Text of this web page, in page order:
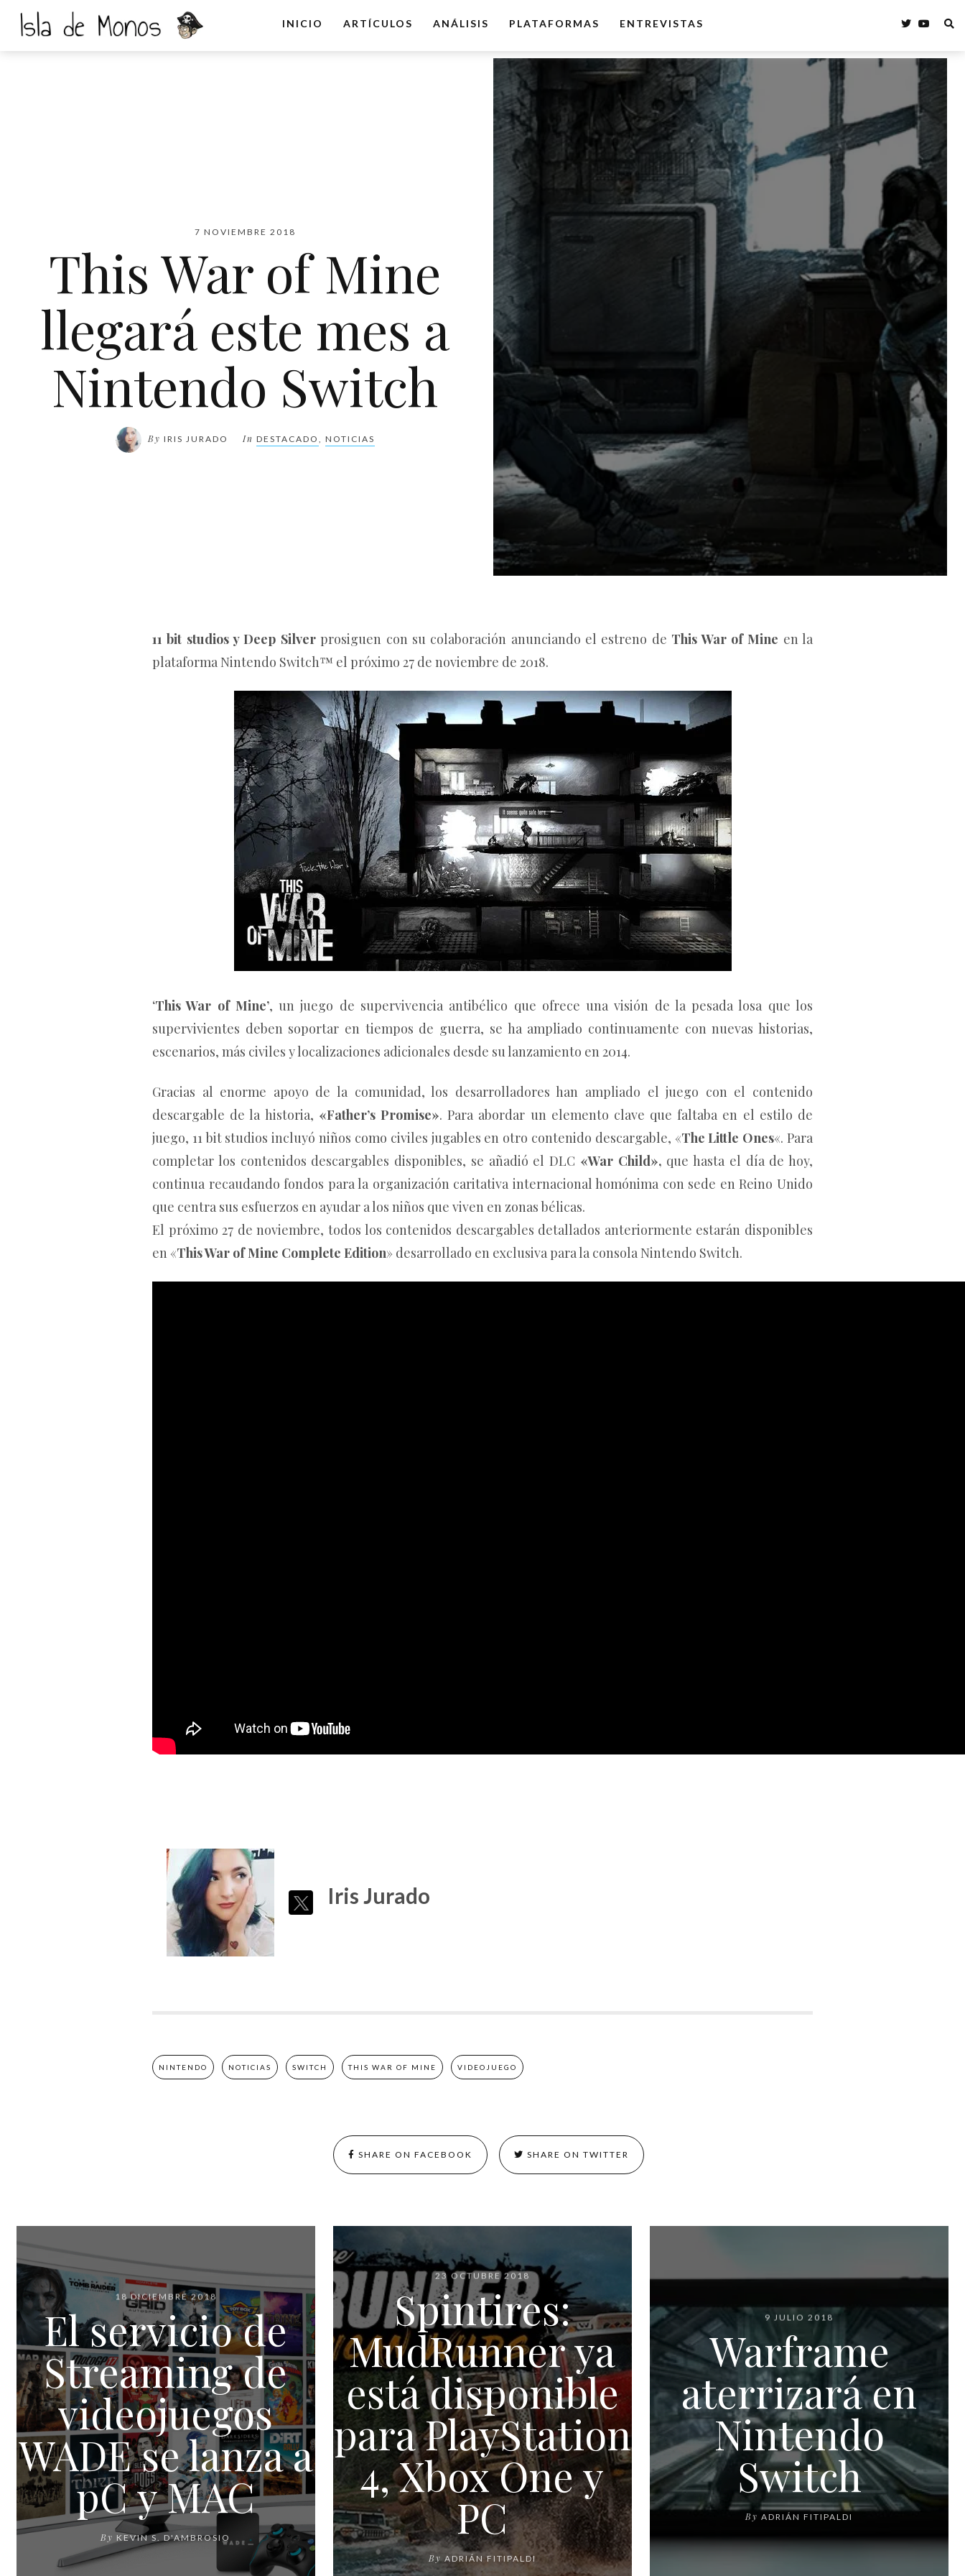
INICIO ARTÍCULOS ANÁLISIS PLATAFORMAS ENTREVISTAS
7 NOVIEMBRE 2018
This War of Mine
llegará este mes a
Nintendo Switch
By IRIS JURADO In DESTACADO NOTICIAS
11 bit studios y Deep Silverprosiguen con su colaboración anunciando el estreno de This War of Mine en la
plataforma Nintendo Switch™ el próximo 27 de noviembre de 2018.
‘This War of Mine’, un juego de supervivencia antibélico que ofrece una visión de la pesada losa que los
supervivientes deben soportar en tiempos de guerra, se ha ampliado continuamente con nuevas historias,
escenarios, más civiles y localizaciones adicionales desde su lanzamiento en 2014.
Gracias al enorme apoyo de la comunidad, los desarrolladores han ampliado el juego con el contenido
descargable de la historia, «Father’s Promise». Para abordar un elemento clave que faltaba en el estilo de
juego, 11 bit studios incluyó niños como civiles jugables en otro contenido descargable, «The Little Ones«. Para
completar los contenidos descargables disponibles, se añadió el DLC «War Child», que hasta el día de hoy,
continua recaudando fondos para la organización caritativa internacional homónima con sede en Reino Unido
que centra sus esfuerzos en ayudar a los niños que viven en zonas bélicas.
El próximo 27 de noviembre, todos los contenidos descargables detallados anteriormente estarán disponibles
en «This War of Mine Complete Edition» desarrollado en exclusiva para la consola Nintendo Switch.
Iris Jurado
NINTENDO NOTICIAS SWITCH THIS WAR OF MINE VIDEOJUEGO
SHARE ON FACEBOOK SHARE ON TWITTER
18 DICIEMBRE 2018
El servicio de
Streaming de
videojuegos
WADE se lanza a
pC y MAC
By KEVIN S. D'AMBROSIO
23 OCTUBRE 2018
Spintires:
MudRunner ya
está disponible
para PlayStation
4, Xbox One y
PC
By ADRIÁN FITIPALDI
9 JULIO 2018
Warframe
aterrizará en
Nintendo
Switch
By ADRIÁN FITIPALDI